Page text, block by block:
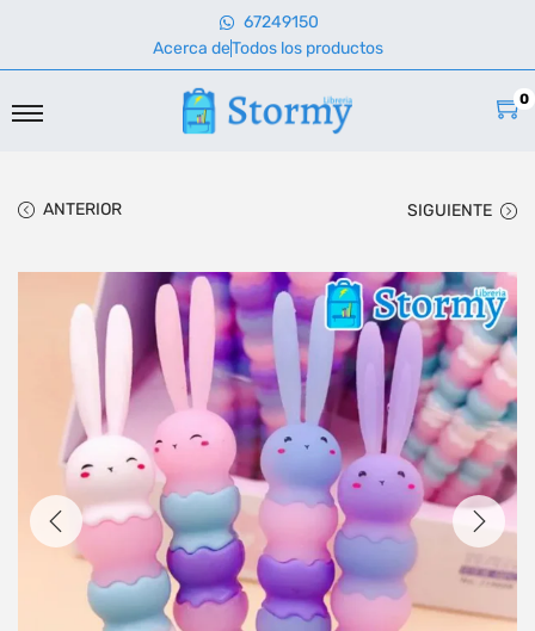
67249150
Acerca deTodos los productos
0
ANTERIOR SIGUIENTE